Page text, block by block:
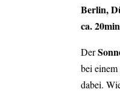
Berlin,
ca.
Der
bei
dabei.